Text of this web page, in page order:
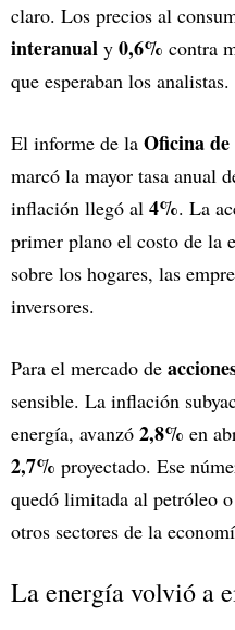
claro. Los precios al
interanual y 0,6% contra
que esperaban los analistas.
El informe de la Oficina
marcó la mayor tasa anual
inflación llegó al 4%. La
primer plano el costo de la
sobre los hogares, las
inversores.
Para el mercado de
sensible. La inflación
energía, avanzó 2,8% en
2,7% proyectado. Ese
quedó limitada al petróleo
otros sectores de la
La energía volvió a